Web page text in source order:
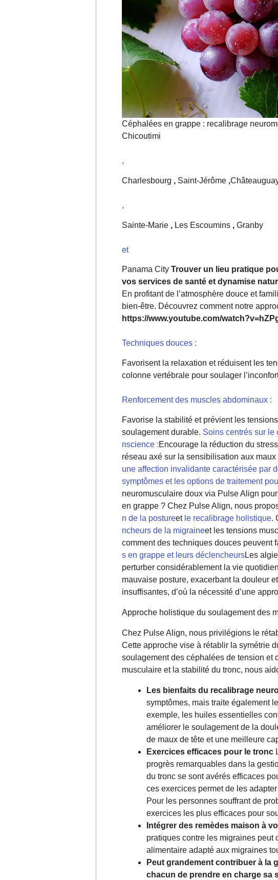
Céphalées en grappe : recalibrage
Chicoutimi
,
Charlesbourg , Saint-Jérôme ,
,
Sainte-Marie , Les Escoumins , Granby
et
Panama City Trouver un lieu pratique
vos services de santé et dynamise
En profitant de l’atmosphère douce et
bien-être. Découvrez comment notre
https://www.youtube.com/
Techniques douces :
Favorisent la relaxation et réduisent les
colonne vertébrale pour soulager
Renforcement des muscles abdominaux :
Favorise la stabilité et prévient les
soulagement durable. Soins centrés sur le
nscience :Encourage la réduction du
réseau axé sur la sensibilisation aux maux
une affection invalidante caractérisée par
symptômes et les options de traitement
neuromusculaire doux via Pulse Align
en grappe ? Chez Pulse Align, nous
n de la postureet le recalibrage holistique.
ncheurs de la migraineet les tensions
comment des techniques douces peuvent
s en grappe et leurs déclencheursLes
perturber considérablement la vie
mauvaise posture, exacerbant la douleur
insuffisantes, d’où la nécessité d’une
Approche holistique du soulagement des
Chez Pulse Align, nous privilégions le
Cette approche vise à rétablir la symétrie
soulagement des céphalées de tension et
musculaire et la stabilité du tronc, nous
Les bienfaits du recalibrage
symptômes, mais traite également
exemple, les huiles essentielles
améliorer le soulagement de la
de maux de tête et une meilleure
Exercices efficaces pour le tronc
progrès remarquables dans la
du tronc se sont avérés efficaces
ces exercices permet de les
Pour les personnes souffrant de
exercices les plus efficaces pour
Intégrer des remèdes maison à
pratiques contre les migraines peut
alimentaire adapté aux migraines
Peut grandement contribuer à la
chacun de prendre en charge sa